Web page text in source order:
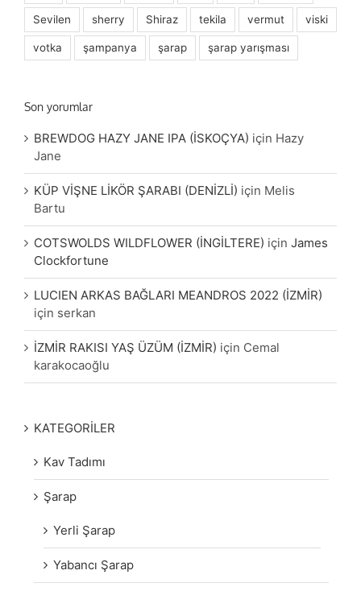
Sevilen sherry Shiraz tekila vermut viski
votka şampanya şarap şarap yarışması
Son yorumlar
BREWDOG HAZY JANE IPA (İSKOÇYA) için Hazy
Jane
KÜP VİŞNE LİKÖR ŞARABI (DENİZLİ) için Melis
Bartu
COTSWOLDS WILDFLOWER (İNGİLTERE) için James
Clockfortune
LUCIEN ARKAS BAĞLARI MEANDROS 2022 (İZMİR)
için serkan
İZMİR RAKISI YAŞ ÜZÜM (İZMİR) için Cemal
karakocaoğlu
KATEGORİLER
Kav Tadımı
Şarap
Yerli Şarap
Yabancı Şarap